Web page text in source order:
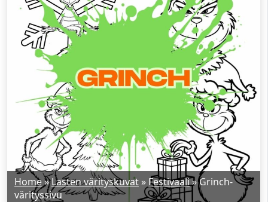
Home»Lasten värityskuvat » Festivaali»Grinch-
värityssivu